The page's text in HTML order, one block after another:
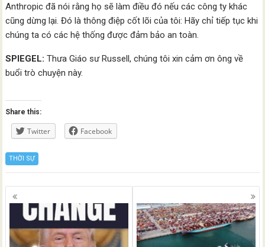
Anthropic đã nói rằng họ sẽ làm điều đó nếu các công ty khác
cũng dừng lại. Đó là thông điệp cốt lõi của tôi: Hãy chỉ tiếp tục khi
chúng ta có các hệ thống được đảm bảo an toàn.
SPIEGEL: Thưa Giáo sư Russell, chúng tôi xin cảm ơn ông về
buổi trò chuyện này.
Share this:
Twitter Facebook
THỜI SỰ
Posts
navigation